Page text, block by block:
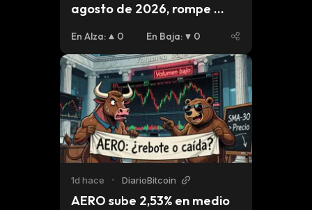
agosto de 2026, rompe
En Alza: 0 En Baja: 0
1d hace • DiarioBitcoin
AERO sube 2,53% en medio